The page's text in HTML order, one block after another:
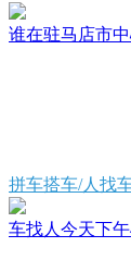
谁在驻马店市
拼车搭车/人找
车找人今天下